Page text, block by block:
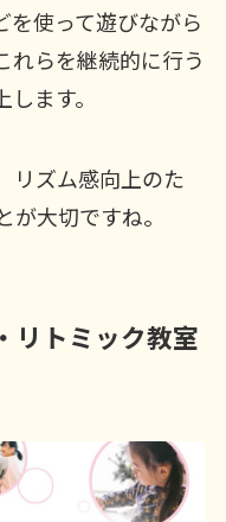
を使って遊びながら
れらを継続的に行う
ます。
リズム感向上のた
大切ですね。
リトミック教室